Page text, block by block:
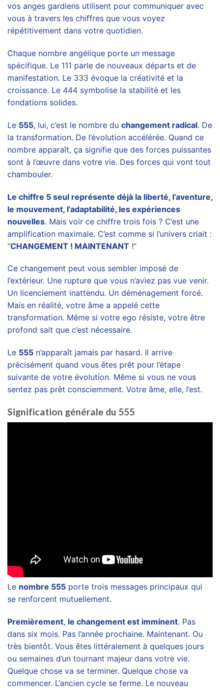
vos anges gardiens utilisent pour communiquer avec
vous à travers les chiffres que vous voyez
répétitivement dans votre quotidien.
Chaque nombre angélique porte un message
spécifique. Le 111 parle de nouveaux départs et de
manifestation. Le 333 évoque la créativité et la
croissance. Le 444 symbolise la stabilité et les
fondations solides.
Le 555, lui, c’est le nombre du changement radical. De
la transformation. De l’évolution accélérée. Quand ce
nombre apparaît, ça signifie que des forces puissantes
sont à l’œuvre dans votre vie. Des forces qui vont tout
chambouler.
Le chiffre 5 seul représente déjà la liberté, l’aventure,
le mouvement, l’adaptabilité, les expériences
nouvelles. Mais voir ce chiffre trois fois ? C’est une
amplification maximale. C’est comme si l’univers criait :
“CHANGEMENT ! MAINTENANT !”
Ce changement peut vous sembler imposé de
l’extérieur. Une rupture que vous n’aviez pas vue venir.
Un licenciement inattendu. Un déménagement forcé.
Mais en réalité, votre âme a appelé cette
transformation. Même si votre ego résiste, votre être
profond sait que c’est nécessaire.
Le 555 n’apparaît jamais par hasard. Il arrive
précisément quand vous êtes prêt pour l’étape
suivante de votre évolution. Même si vous ne vous
sentez pas prêt consciemment. Votre âme, elle, l’est.
Signification générale du 555
Le nombre 555 porte trois messages principaux qui
se renforcent mutuellement.
Premièrement, le changement est imminent. Pas
dans six mois. Pas l’année prochaine. Maintenant. Ou
très bientôt. Vous êtes littéralement à quelques jours
ou semaines d’un tournant majeur dans votre vie.
Quelque chose va se terminer. Quelque chose va
commencer. L’ancien cycle se ferme. Le nouveau